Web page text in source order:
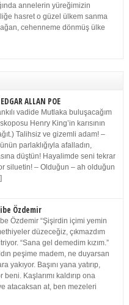
annelerin yüreğimizin
hasret o güzel ülkem sanma
cehenneme dönmüş ülke
ALLAN POE
vadide Mutlaka buluşacağım
Henry King’in karısının
Talihsiz ve gizemli adam! –
parlaklığıyla afalladın,
düştün! Hayalimde seni tekrar
siluetin! – Olduğun – ah olduğun
Özdemir
Özdemir “Şişirdin içimi yemin
düzeceğiz, çıkmazdım
“Sana gel demedim kızım.”
peşime madem, ne duyarsan
yakıyor. Başını yana yatırıp,
Kaşlarımı kaldırıp ona
atacaksan at, ben mezeleri